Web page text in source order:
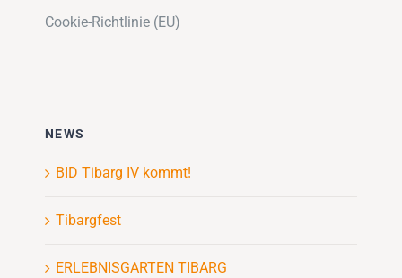
Cookie-Richtlinie (EU)
NEWS
BID Tibarg IV kommt!
Tibargfest
ERLEBNISGARTEN TIBARG